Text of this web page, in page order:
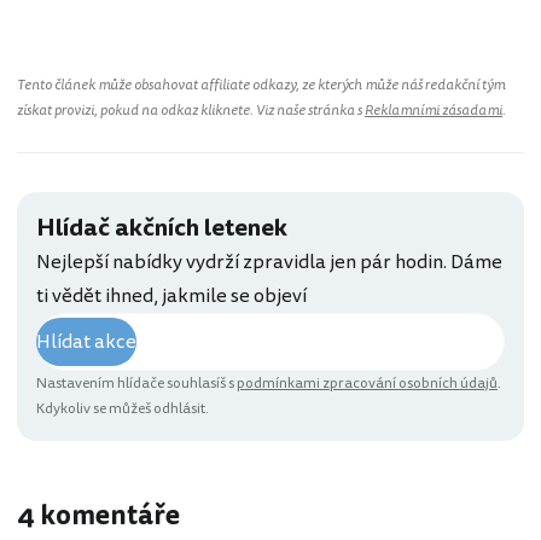
Tento článek může obsahovat affiliate odkazy, ze kterých může náš redakční tým
získat provizi, pokud na odkaz kliknete. Viz naše stránka sReklamními zásadami.
Hlídač akčních letenek
Nejlepší nabídky vydrží zpravidla jen pár hodin. Dáme
ti vědět ihned, jakmile se objeví
Hlídat akce
Nastavením hlídače souhlasíš spodmínkami zpracování osobních údajů.
Kdykoliv se můžeš odhlásit.
4 komentáře